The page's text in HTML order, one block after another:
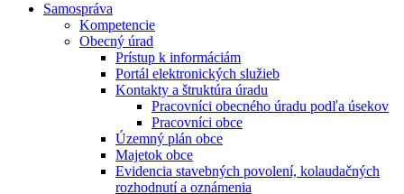
Samospráva
Kompetencie
Obecný úrad
Prístup k informáciám
Portál elektronických služieb
Kontakty a štruktúra úradu
Pracovníci obecného úradu podľa úsekov
Pracovníci obce
Územný plán obce
Majetok obce
Evidencia stavebných povolení, kolaudačných
rozhodnutí a oznámenia